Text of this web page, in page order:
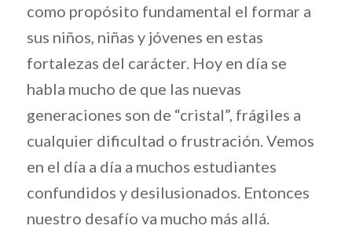
como propósito fundamental el formar a
sus niños, niñas y jóvenes en estas
fortalezas del carácter. Hoy en día se
habla mucho de que las nuevas
generaciones son de “cristal”, frágiles a
cualquier dificultad o frustración. Vemos
en el día a día a muchos estudiantes
confundidos y desilusionados. Entonces
nuestro desafío va mucho más allá.